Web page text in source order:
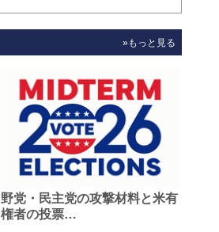
»もっと見る
野党・民主党の攻撃材料と米有
権者の投票…